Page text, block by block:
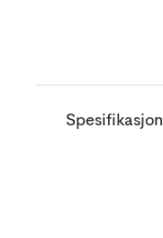
Spesifikasjon